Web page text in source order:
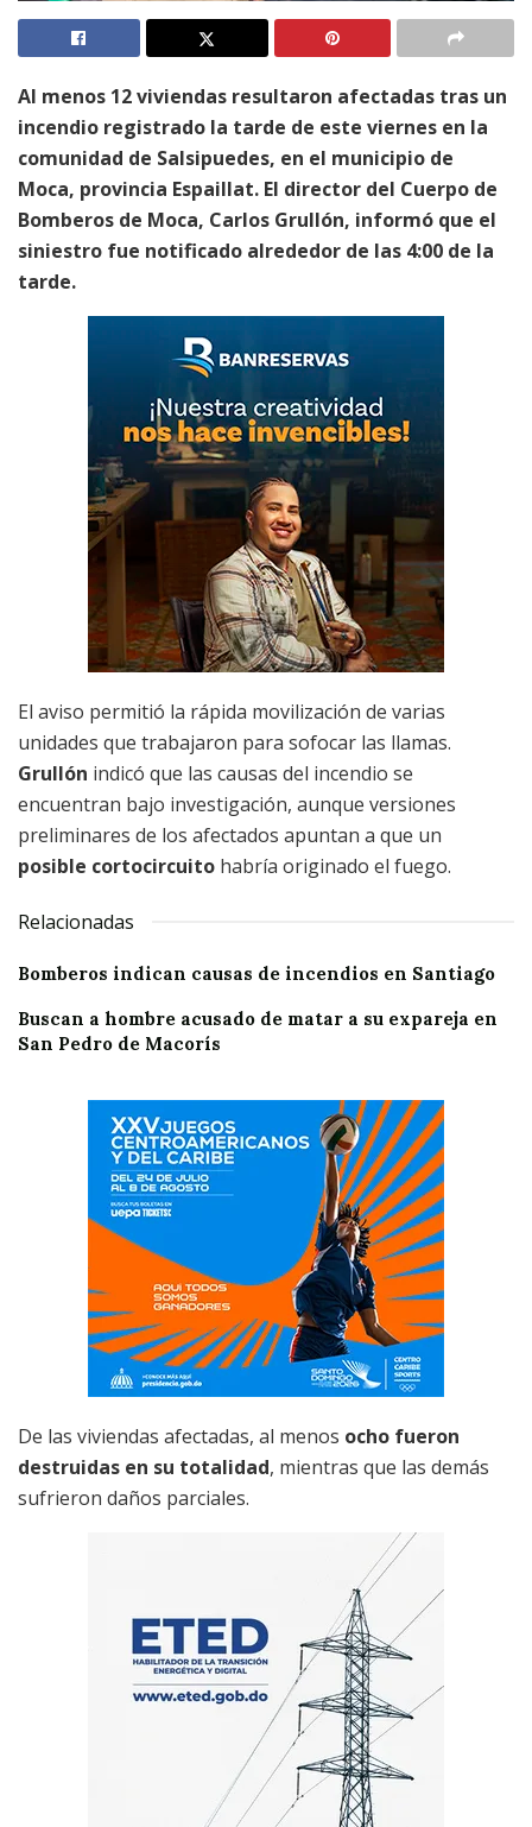
Al menos 12 viviendas resultaron afectadas tras un
incendio registrado la tarde de este viernes en la
comunidad de Salsipuedes, en el municipio de
Moca, provincia Espaillat. El director del Cuerpo de
Bomberos de Moca, Carlos Grullón, informó que el
siniestro fue notificado alrededor de las 4:00 de la
tarde.
El aviso permitió la rápida movilización de varias
unidades que trabajaron para sofocar las llamas.
Grullón indicó que las causas del incendio se
encuentran bajo investigación, aunque versiones
preliminares de los afectados apuntan a que un
posible cortocircuito habría originado el fuego.
Relacionadas
Bomberos indican causas de incendios en Santiago
Buscan a hombre acusado de matar a su expareja en
San Pedro de Macorís
De las viviendas afectadas, al menos ocho fueron
destruidas en su totalidad, mientras que las demás
sufrieron daños parciales.